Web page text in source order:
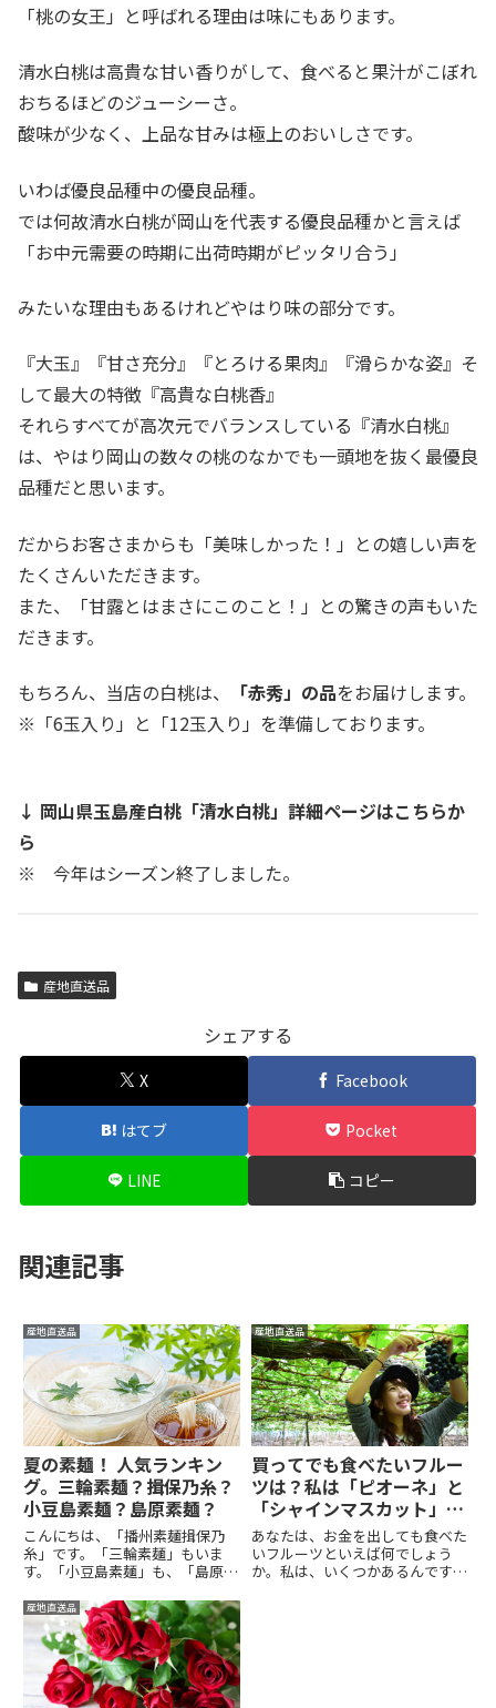
「桃の女王」と呼ばれる理由は味にもあります。
清水白桃は高貴な甘い香りがして、食べると果汁がこぼれ
おちるほどのジューシーさ。
酸味が少なく、上品な甘みは極上のおいしさです。
いわば優良品種中の優良品種。
では何故清水白桃が岡山を代表する優良品種かと言えば
「お中元需要の時期に出荷時期がピッタリ合う」
みたいな理由もあるけれどやはり味の部分です。
『大玉』『甘さ充分』『とろける果肉』『滑らかな姿』そ
して最大の特徴『高貴な白桃香』
それらすべてが高次元でバランスしている『清水白桃』
は、やはり岡山の数々の桃のなかでも一頭地を抜く最優良
品種だと思います。
だからお客さまからも「美味しかった！」との嬉しい声を
たくさんいただきます。
また、「甘露とはまさにこのこと！」との驚きの声もいた
だきます。
もちろん、当店の白桃は、 「赤秀」の品をお届けします。
※「6玉入り」と「12玉入り」を準備しております。
↓ 岡山県玉島産白桃「清水白桃」詳細ページはこちらか
ら
※ 今年はシーズン終了しました。
産地直送品
シェアする
X Facebook
はてブ Pocket
LINE コピー
関連記事
産地直送品
夏の素麺！ 人気ランキン
グ。三輪素麺？揖保乃糸？
小豆島素麺？島原素麺？
こんにちは、「播州素麺揖保乃
糸」です。「三輪素麺」もいま
す。「小豆島素麺」も、「島原素
は好きですか？「蝉(せみ)の声
夫が支度(したく)の 冷そうめ
ん」というように素麺は､日本の
簡単な夏料理の代表格。湯を沸か
し...
産地直送品
買ってでも食べたいフルー
ツは？私は「ピオーネ」と
「シャインマスカット」で
す。
あなたは、お金を出しても食べた
いフルーツといえば何でしょう
か。私は、いくつかあるんですが
産地直送品